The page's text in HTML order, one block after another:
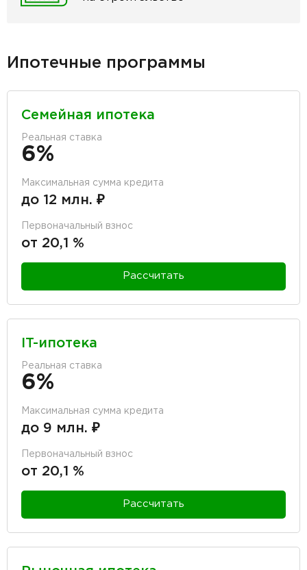
Ипотечные программы
Семейная ипотека
Реальная ставка
6%
Максимальная сумма кредита
до 12 млн. ₽
Первоначальный взнос
от 20,1 %
Рассчитать
IT-ипотека
Реальная ставка
6%
Максимальная сумма кредита
до 9 млн. ₽
Первоначальный взнос
от 20,1 %
Рассчитать